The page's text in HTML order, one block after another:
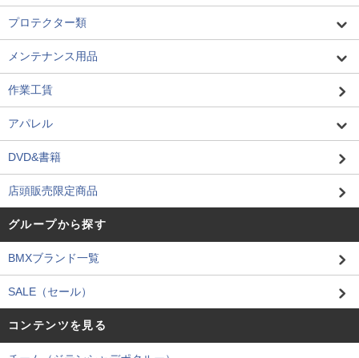
プロテクター類
メンテナンス用品
作業工賃
アパレル
DVD&書籍
店頭販売限定商品
グループから探す
BMXブランド一覧
SALE（セール）
コンテンツを見る